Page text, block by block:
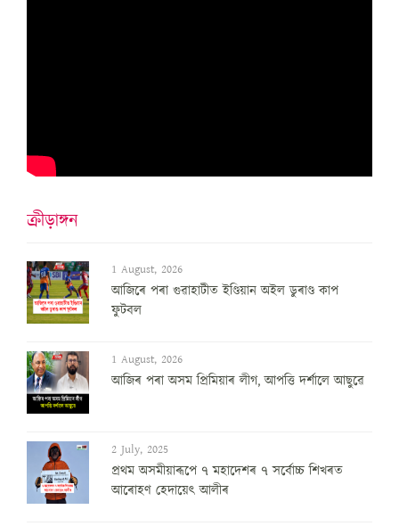
ক্ৰীড়াঙ্গন
1 August, 2026
আজিৰে পৰা গুৱাহাটীত ইণ্ডিয়ান অইল ডুৰাণ্ড কাপ
ফুটবল
1 August, 2026
আজিৰ পৰা অসম প্ৰিমিয়াৰ লীগ, আপত্তি দৰ্শালে আছুৱে
2 July, 2025
প্ৰথম অসমীয়াৰূপে ৭ মহাদেশৰ ৭ সৰ্বোচ্চ শিখৰত
আৰোহণ হেদায়েৎ আলীৰ